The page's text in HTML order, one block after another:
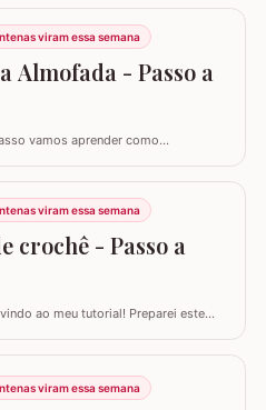
viram essa semana
Almofada - Passo a
vamos aprender como
capa para almofada de 40 x 40 e
a passo você consegue adaptar para
Utilizei o fio Barroco Maxcolor da
extremamente macio por ser 100%…
viram essa semana
crochê - Passo a
ao meu tutorial! Preparei este
e encantadora. Hoje, vamos aprender
criar uma linda CORTINA DE
clássico que também pode ser
viram essa semana